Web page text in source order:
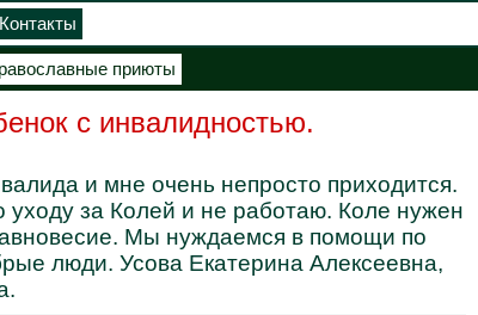
Контакты
приюты
с инвалидностью.
и мне очень непросто приходится.
уходу за Колей и не работаю. Коле нужен
Мы нуждаемся в помощи по
люди. Усова Екатерина Алексеевна,